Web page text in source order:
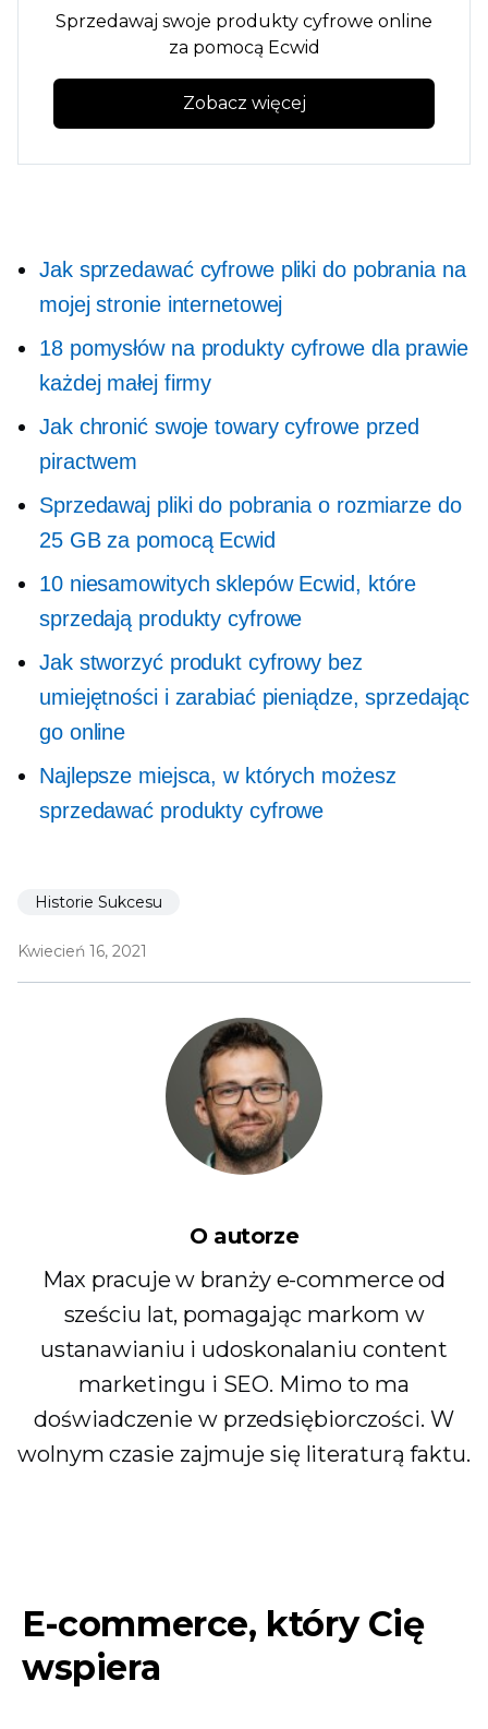
Sprzedawaj swoje produkty cyfrowe online
za pomocą Ecwid
Zobacz więcej
Jak sprzedawać cyfrowe pliki do pobrania na
mojej stronie internetowej
18 pomysłów na produkty cyfrowe dla prawie
każdej małej firmy
Jak chronić swoje towary cyfrowe przed
piractwem
Sprzedawaj pliki do pobrania o rozmiarze do
25 GB za pomocą Ecwid
10 niesamowitych sklepów Ecwid, które
sprzedają produkty cyfrowe
Jak stworzyć produkt cyfrowy bez
umiejętności i zarabiać pieniądze, sprzedając
go online
Najlepsze miejsca, w których możesz
sprzedawać produkty cyfrowe
Historie Sukcesu
Kwiecień 16, 2021
O autorze
Max pracuje w branży e-commerce od
sześciu lat, pomagając markom w
ustanawianiu i udoskonalaniu content
marketingu i SEO. Mimo to ma
doświadczenie w przedsiębiorczości. W
wolnym czasie zajmuje się literaturą faktu.
E-commerce, który Cię
wspiera